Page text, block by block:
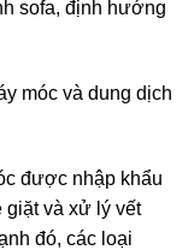
sofa, định hướng
móc và dung dịch
được nhập khẩu
và xử lý vết
đó, các loại